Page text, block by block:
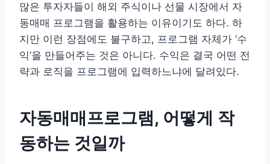
많은 투자자들이 해외 주식이나 선물 시장에서 자
동매매 프로그램을 활용하는 이유이기도 하다. 하
지만 이런 장점에도 불구하고, 프로그램 자체가 ‘수
익’을 만들어주는 것은 아니다. 수익은 결국 어떤 전
략과 로직을 프로그램에 입력하느냐에 달려있다.
자동매매프로그램, 어떻게 작
동하는 것일까